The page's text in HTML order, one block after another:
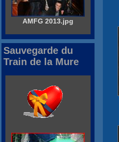
AMFG 2013.jpg
Sauvegarde du
Train de la Mure